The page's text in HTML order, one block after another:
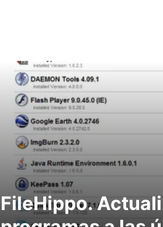
FileHippo.